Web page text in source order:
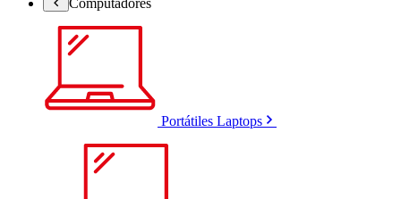
Portátiles Laptops